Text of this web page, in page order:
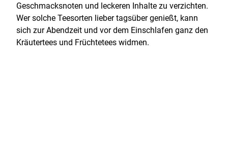
Geschmacksnoten und leckeren Inhalte zu verzichten.
Wer solche Teesorten lieber tagsüber genießt, kann
sich zur Abendzeit und vor dem Einschlafen ganz den
Kräutertees und Früchtetees widmen.